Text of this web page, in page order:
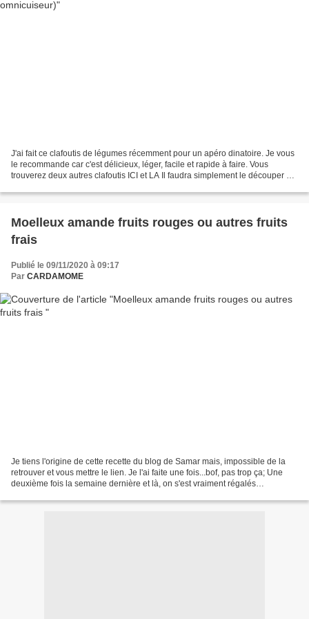
J'ai fait ce clafoutis de légumes récemment pour un apéro dinatoire. Je vous
le recommande car c'est délicieux, léger, facile et rapide à faire. Vous
trouverez deux autres clafoutis ICI et LA Il faudra simplement le découper en
Moelleux amande fruits rouges ou autres fruits
frais
Publié le 09/11/2020 à 09:17
Par CARDAMOME
Je tiens l'origine de cette recette du blog de Samar mais, impossible de la
retrouver et vous mettre le lien. Je l'ai faite une fois...bof, pas trop ça; Une
deuxième fois la semaine dernière et là, on s'est vraiment régalés